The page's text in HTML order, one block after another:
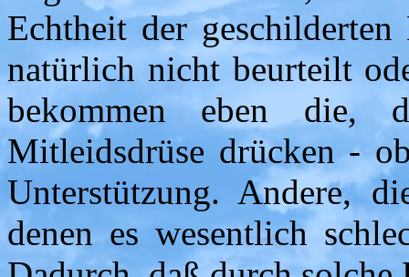
Echtheit der
natürlich nicht beurteilt
bekommen eben die,
Mitleidsdrüse drücken -
Unterstützung. Andere,
denen es wesentlich